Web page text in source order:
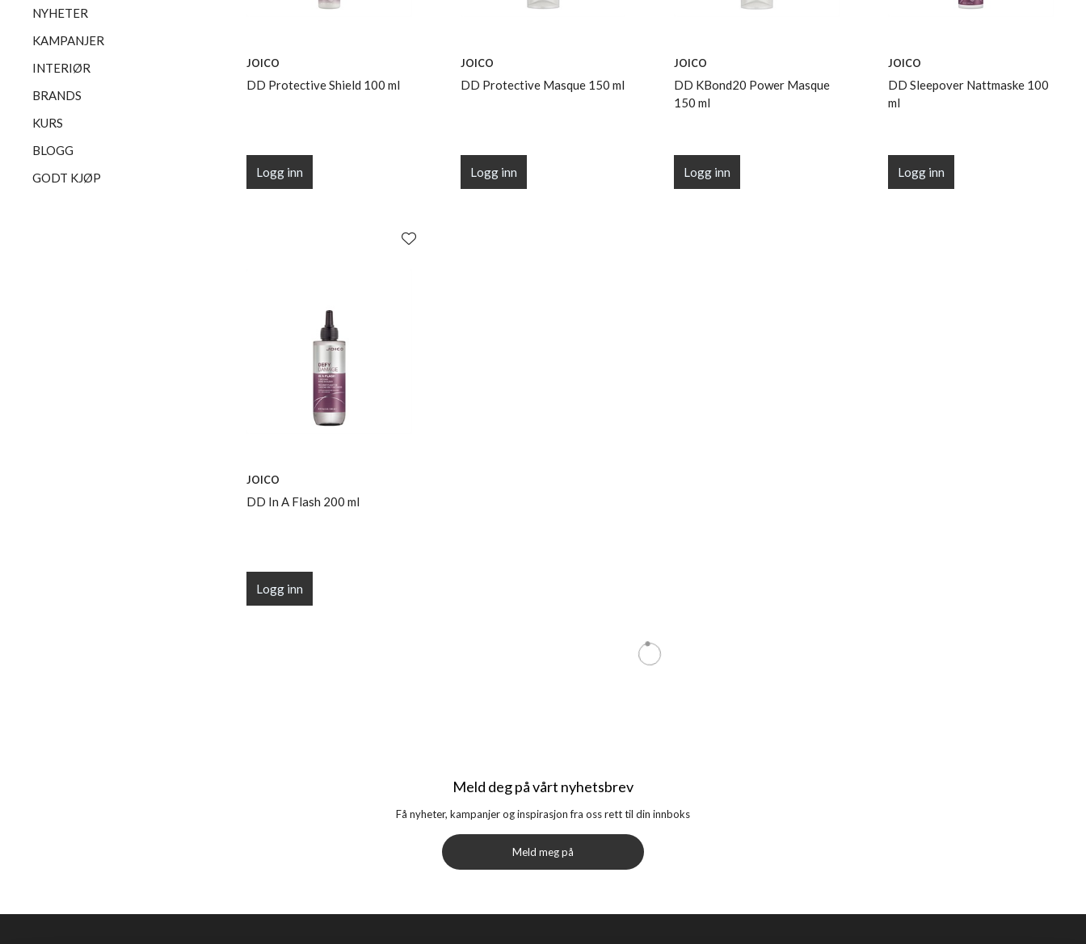
NYHETER
KAMPANJER
INTERIØR
BRANDS
KURS
BLOGG
GODT KJØP
JOICO
DD Protective Shield 100 ml
Logg inn
JOICO
DD Protective Masque 150 ml
Logg inn
JOICO
DD KBond20 Power Masque
150 ml
Logg inn
JOICO
DD Sleepover Nattmaske 100
ml
Logg inn
JOICO
DD In A Flash 200 ml
Logg inn
Meld deg på vårt nyhetsbrev
Få nyheter, kampanjer og inspirasjon fra oss rett til din innboks
Meld meg på